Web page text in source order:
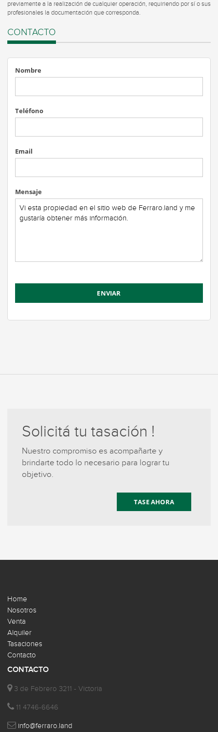
previamente a la realización de cualquier operación, requiriendo por sí o sus
profesionales la documentación que corresponda.
CONTACTO
Nombre
Teléfono
Email
Mensaje
Solicitá tu tasación !
Nuestro compromiso es acompañarte y
brindarte todo lo necesario para lograr tu
objetivo.
TASE AHORA
Home
Nosotros
Venta
Alquiler
Tasaciones
Contacto
CONTACTO
3 de Febrero 3211 - Victoria
11 4746-6646
info@ferraro.land